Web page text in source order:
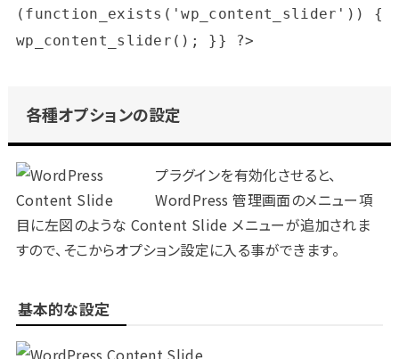
(function_exists('wp_content_slider')) {
各種オプションの設定
プラグインを有効化させると、
WordPress 管理画面のメニュー項
目に左図のような Content Slide メニューが追加されま
すので、そこからオプション設定に入る事ができます。
基本的な設定